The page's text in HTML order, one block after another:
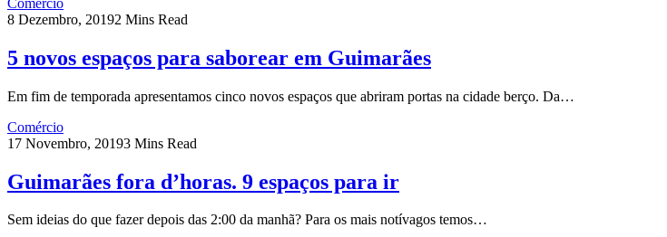
8 Dezembro, 20192 Mins Read
5 novos espaços para saborear em Guimarães
Em fim de temporada apresentamos cinco novos espaços que abriram portas na cidade berço. Da…
Comércio
17 Novembro, 20193 Mins Read
Guimarães fora d’horas. 9 espaços para ir
Sem ideias do que fazer depois das 2:00 da manhã? Para os mais notívagos temos…